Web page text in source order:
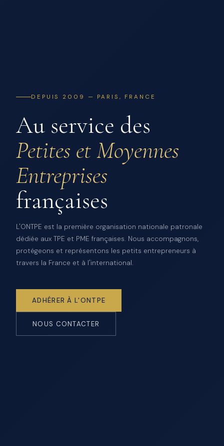
DEPUIS 2009 — PARIS, FRANCE
Au service des
Petites et Moyennes
Entreprises
françaises
L'ONTPE est la première organisation nationale patronale
dédiée aux TPE et PME françaises. Nous accompagnons,
protégeons et représentons les petits entrepreneurs à
travers la France et à l'international.
ADHÉRER À L'ONTPE
NOUS CONTACTER